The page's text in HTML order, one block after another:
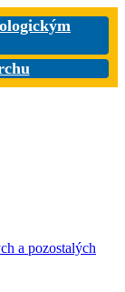
a pozostalých